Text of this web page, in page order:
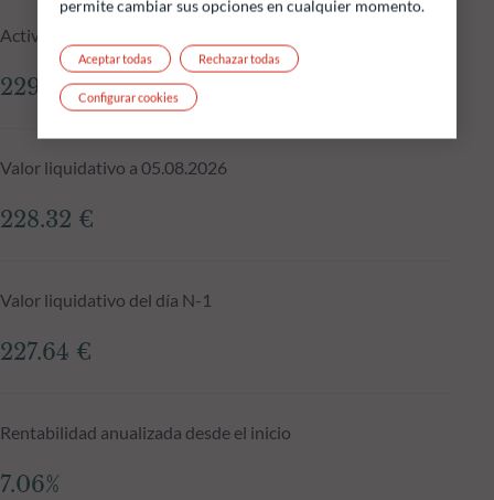
Activos gestionados del fondo a 05.08.2026
229.36 M €
Valor liquidativo a 05.08.2026
228.32 €
Valor liquidativo del día N-1
227.64 €
Rentabilidad anualizada desde el inicio
7.06%
permite cambiar sus opciones en cualquier momento.
Rechazar todas
Aceptar todas
Configurar cookies